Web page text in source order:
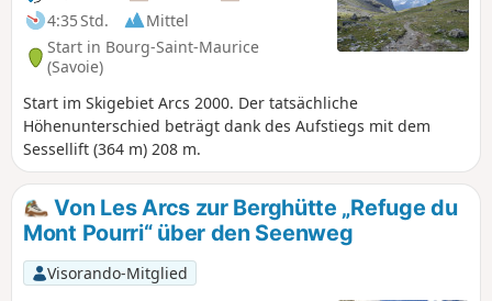
4:35 Std.
Mittel
Start in Bourg-Saint-Maurice
(Savoie)
Start im Skigebiet Arcs 2000. Der tatsächliche
Höhenunterschied beträgt dank des Aufstiegs mit dem
Sessellift (364 m) 208 m.
Von Les Arcs zur Berghütte „Refuge du
Mont Pourri“ über den Seenweg
Visorando-Mitglied